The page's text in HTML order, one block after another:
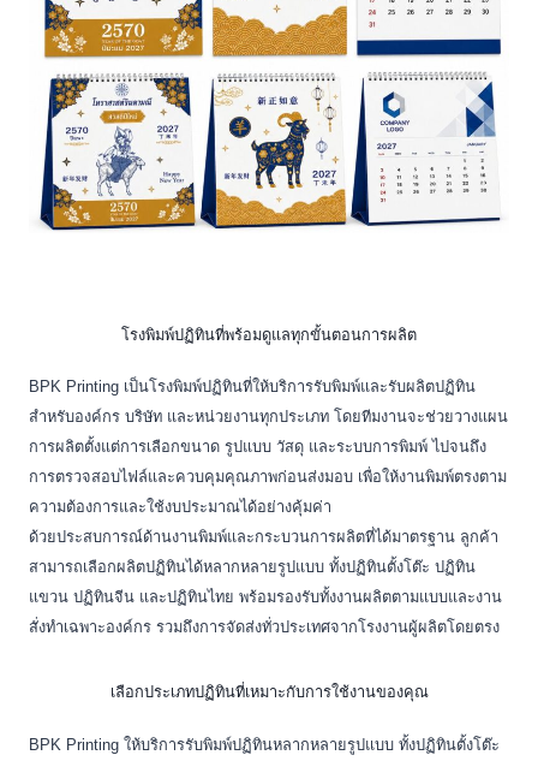
โรงพิมพ์ปฏิทินที่พร้อมดูแลทุกขั้นตอนการผลิต
BPK Printing เป็นโรงพิมพ์ปฏิทินที่ให้บริการรับพิมพ์และรับผลิตปฏิทิน
สำหรับองค์กร บริษัท และหน่วยงานทุกประเภท โดยทีมงานจะช่วยวางแผน
การผลิตตั้งแต่การเลือกขนาด รูปแบบ วัสดุ และระบบการพิมพ์ ไปจนถึง
การตรวจสอบไฟล์และควบคุมคุณภาพก่อนส่งมอบ เพื่อให้งานพิมพ์ตรงตาม
ความต้องการและใช้งบประมาณได้อย่างคุ้มค่า
ด้วยประสบการณ์ด้านงานพิมพ์และกระบวนการผลิตที่ได้มาตรฐาน ลูกค้า
สามารถเลือกผลิตปฏิทินได้หลากหลายรูปแบบ ทั้งปฏิทินตั้งโต๊ะ ปฏิทิน
แขวน ปฏิทินจีน และปฏิทินไทย พร้อมรองรับทั้งงานผลิตตามแบบและงาน
สั่งทำเฉพาะองค์กร รวมถึงการจัดส่งทั่วประเทศจากโรงงานผู้ผลิตโดยตรง
เลือกประเภทปฏิทินที่เหมาะกับการใช้งานของคุณ
BPK Printing ให้บริการรับพิมพ์ปฏิทินหลากหลายรูปแบบ ทั้งปฏิทินตั้งโต๊ะ